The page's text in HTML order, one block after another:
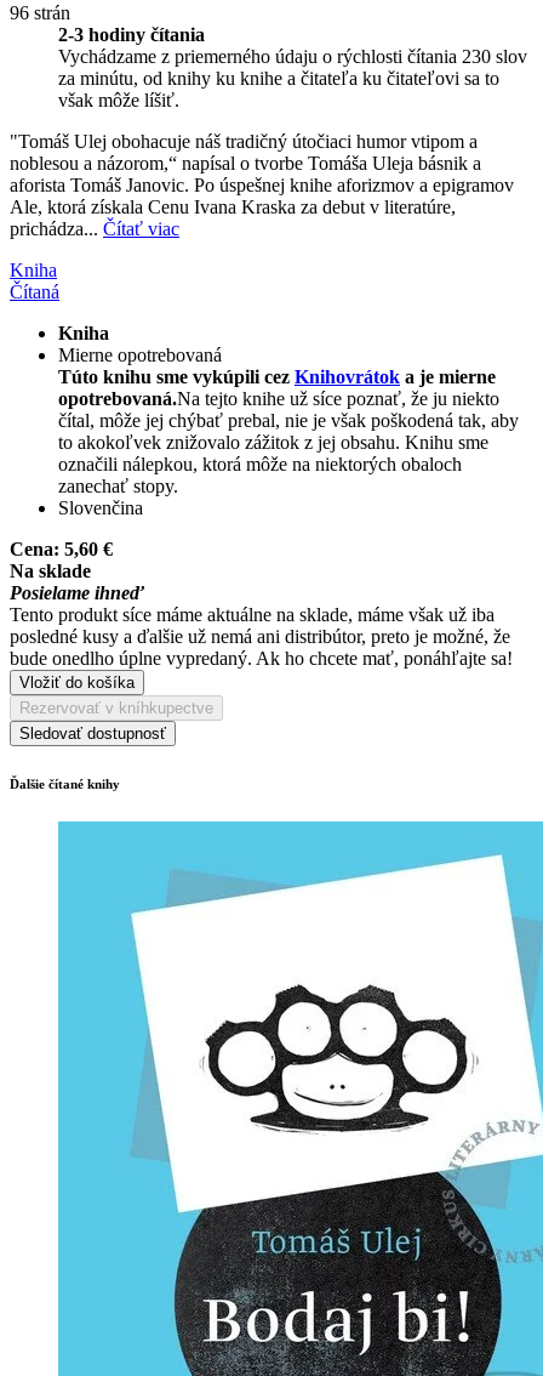
96 strán
2-3 hodiny čítania
Vychádzame z priemerného údaju o rýchlosti čítania 230 slov
za minútu, od knihy ku knihe a čitateľa ku čitateľovi sa to
však môže líšiť.
"Tomáš Ulej obohacuje náš tradičný útočiaci humor vtipom a
noblesou a názorom,“ napísal o tvorbe Tomáša Uleja básnik a
aforista Tomáš Janovic. Po úspešnej knihe aforizmov a epigramov
Ale, ktorá získala Cenu Ivana Kraska za debut v literatúre,
prichádza... Čítať viac
Kniha
Čítaná
Kniha
Mierne opotrebovaná
Túto knihu sme vykúpili cez Knihovrátok a je mierne
opotrebovaná.Na tejto knihe už síce poznať, že ju niekto
čítal, môže jej chýbať prebal, nie je však poškodená tak, aby
to akokoľvek znižovalo zážitok z jej obsahu. Knihu sme
označili nálepkou, ktorá môže na niektorých obaloch
zanechať stopy.
Slovenčina
Cena: 5,60 €
Na sklade
Posielame ihneď
Tento produkt síce máme aktuálne na sklade, máme však už iba
posledné kusy a ďalšie už nemá ani distribútor, preto je možné, že
bude onedlho úplne vypredaný. Ak ho chcete mať, ponáhľajte sa!
Vložiť do košíka
Rezervovať v kníhkupectve
Sledovať dostupnosť
Ďalšie čítané knihy